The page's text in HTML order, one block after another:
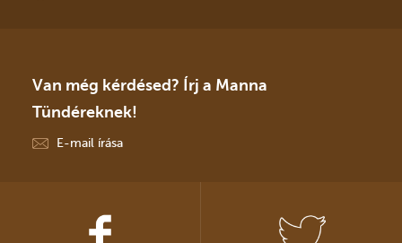
Van még kérdésed? Írj a Manna
Tündéreknek!
E-mail írása